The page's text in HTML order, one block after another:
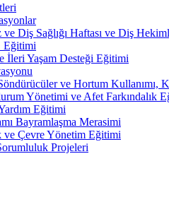
ve Diş Sağlığı Haftası ve Diş
Eğitimi
İleri Yaşam Desteği Eğitimi
ve Hortum Kullanımı,
Yönetimi ve Afet Farkındalık
Eğitimi
Bayramlaşma Merasimi
ve Çevre Yönetim Eğitimi
Projeleri